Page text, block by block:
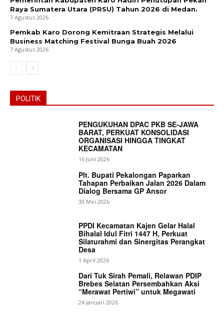
News Week
Magazine PRO
Raya Sumatera Utara (PRSU) Tahun 2026 di Medan.
7 Agustus 2026
Pemkab Karo Dorong Kemitraan Strategis Melalui
Business Matching Festival Bunga Buah 2026
7 Agustus 2026
POLITIK
PENGUKUHAN DPAC PKB SE-JAWA
BARAT, PERKUAT KONSOLIDASI
ORGANISASI HINGGA TINGKAT
KECAMATAN
16 Juni 2026
Plt. Bupati Pekalongan Paparkan
Tahapan Perbaikan Jalan 2026 Dalam
Dialog Bersama GP Ansor
30 Mei 2026
PPDI Kecamatan Kajen Gelar Halal
Bihalal Idul Fitri 1447 H, Perkuat
Silaturahmi dan Sinergitas Perangkat
Desa
1 April 2026
Dari Tuk Sirah Pemali, Relawan PDIP
Brebes Selatan Persembahkan Aksi
“Merawat Pertiwi” untuk Megawati
24 Januari 2026